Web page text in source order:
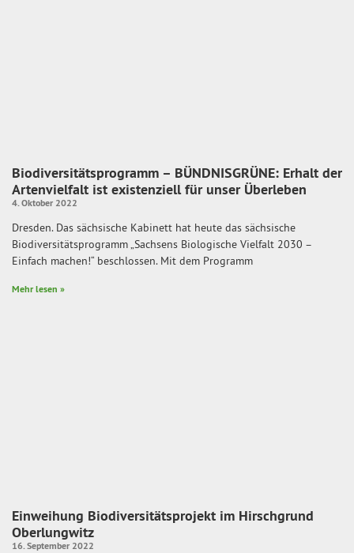
Biodiversitätsprogramm – BÜNDNISGRÜNE: Erhalt der
Artenvielfalt ist existenziell für unser Überleben
4. Oktober 2022
Dresden. Das sächsische Kabinett hat heute das sächsische
Biodiversitätsprogramm „Sachsens Biologische Vielfalt 2030 –
Einfach machen!“ beschlossen. Mit dem Programm
Mehr lesen »
Einweihung Biodiversitätsprojekt im Hirschgrund
Oberlungwitz
16. September 2022